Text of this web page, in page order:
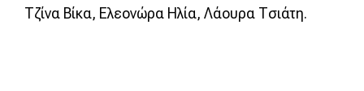
Τζίνα Βίκα, Ελεονώρα Ηλία, Λάουρα Τσιάτη.